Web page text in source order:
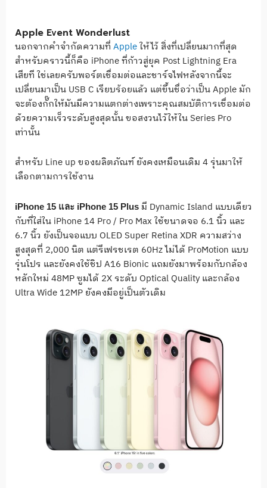
Apple Event Wonderlust
นอกจากคำจำกัดความที่ Appleให้ไว้ สิ่งที่เปลี่ยนมากที่สุด
สำหรับคราวนี้ก็คือ iPhone ที่ก้าวสู่ยุค Post Lightning Era
เสียที ใช่เลยครับพอร์ตเชื่อมต่อและชาร์จไฟหลังจากนี้จะ
เปลี่ยนมาเป็น USB C เรียบร้อยแล้ว แต่ขึ้นชื่อว่าเป็น Apple มัก
จะต้องกั๊กให้มันมีความแตกต่างเพราะคุณสมบัติการเชื่อมต่อ
ด้วยความเร็วระดับสูงสุดนั้น ขอสงวนไว้ให้ใน Series Pro
เท่านั้น
สำหรับ Line up ของผลิตภัณฑ์ ยังคงเหมือนเดิม 4 รุ่นมาให้
เลือกตามการใช้งาน
iPhone 15 และ iPhone 15 Plus มี Dynamic Island แบบเดียว
กับที่ใส่ใน iPhone 14 Pro / Pro Max ใช้ขนาดจอ 6.1 นิ้ว และ
6.7 นิ้ว ยังเป็นจอแบบ OLED Super Retina XDR ความสว่าง
สูงสุดที่ 2,000 นิต แต่รีเฟรชเรต 60Hz ไม่ได้ ProMotion แบบ
รุ่นโปร และยังคงใช้ชิป A16 Bionic แถมยังมาพร้อมกับกล้อง
หลักใหม่ 48MP ซูมได้ 2X ระดับ Optical Quality และกล้อง
Ultra Wide 12MP ยังคงมีอยู่เป็นตัวเดิม